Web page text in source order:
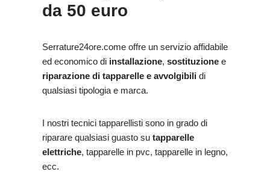
da 50 euro
Serrature24ore.come offre un servizio affidabile
ed economico di installazione, sostituzione e
riparazione di tapparelle e avvolgibili di
qualsiasi tipologia e marca.
I nostri tecnici tapparellisti sono in grado di
riparare qualsiasi guasto su tapparelle
elettriche, tapparelle in pvc, tapparelle in legno,
ecc.